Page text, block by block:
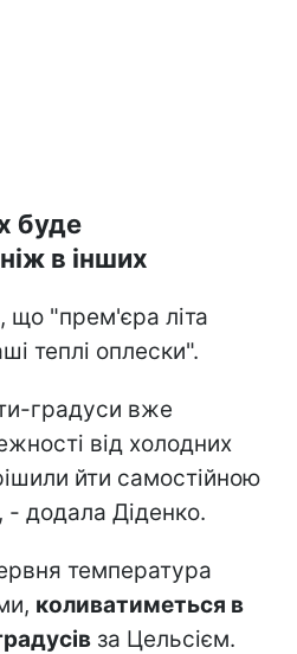
буде
в інших
що "прем'єра літа
теплі оплески".
градуси вже
від холодних
йти самостійною
- додала Діденко.
температура
коливатиметься в
за Цельсієм.